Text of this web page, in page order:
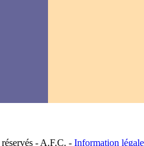
- A.F.C. - Information légale